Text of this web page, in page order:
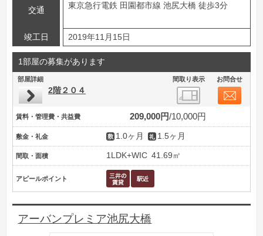
交通
東京急行電鉄 田園都市線 池尻大橋 徒歩3分
竣工日 2019年11月15日
1部屋の募集があります
部屋詳細 間取り表示 お問合せ
2階２０４
賃料・管理費・共益費 209,000円 10,000円
敷金・礼金 1.0ヶ月 1.5ヶ月
間取・面積 1LDK+WIC 41.69㎡
アピールポイント
アーバンプレミア池尻大橋